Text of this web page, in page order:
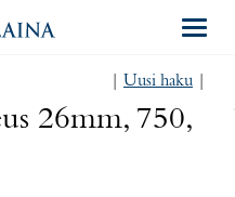
Uusi haku
26mm, 750,